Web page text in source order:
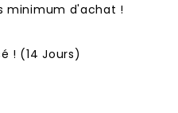
minimum d'achat !
! (14 Jours)